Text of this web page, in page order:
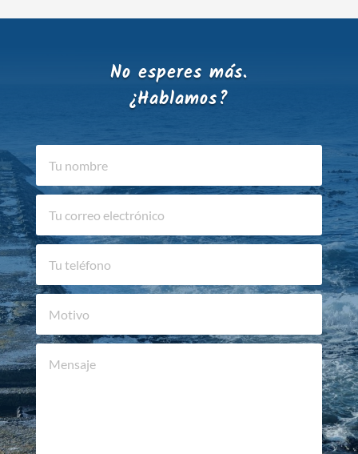
No esperes más.
¿Hablamos?